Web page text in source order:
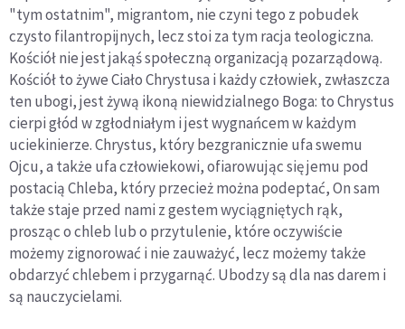
"tym ostatnim", migrantom, nie czyni tego z pobudek
czysto filantropijnych, lecz stoi za tym racja teologiczna.
Kościół nie jest jakąś społeczną organizacją pozarządową.
Kościół to żywe Ciało Chrystusa i każdy człowiek, zwłaszcza
ten ubogi, jest żywą ikoną niewidzialnego Boga: to Chrystus
cierpi głód w zgłodniałym i jest wygnańcem w każdym
uciekinierze. Chrystus, który bezgranicznie ufa swemu
Ojcu, a także ufa człowiekowi, ofiarowując się jemu pod
postacią Chleba, który przecież można podeptać, On sam
także staje przed nami z gestem wyciągniętych rąk,
prosząc o chleb lub o przytulenie, które oczywiście
możemy zignorować i nie zauważyć, lecz możemy także
obdarzyć chlebem i przygarnąć. Ubodzy są dla nas darem i
są nauczycielami.